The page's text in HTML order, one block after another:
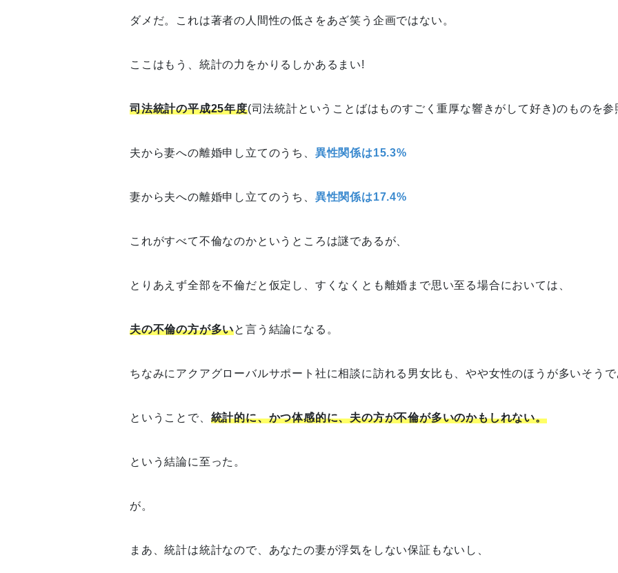
ダメだ。これは著者の人間性の低さをあざ笑う企画ではない。
ここはもう、統計の力をかりるしかあるまい!
司法統計の平成25年度(司法統計ということばはものすごく重厚な響きがして好き)のものを参
夫から妻への離婚申し立てのうち、 異性関係は15.3%
妻から夫への離婚申し立てのうち、 異性関係は17.4%
これがすべて不倫なのかというところは謎であるが、
とりあえず全部を不倫だと仮定し、すくなくとも離婚まで思い至る場合においては、
夫の不倫の方が多いと言う結論になる。
ちなみにアクアグローバルサポート社に相談に訪れる男女比も、やや女性のほうが多いそうで
ということで、 統計的に、かつ体感的に、夫の方が不倫が多いのかもしれない。
という結論に至った。
が。
まあ、統計は統計なので、あなたの妻が浮気をしない保証もないし、